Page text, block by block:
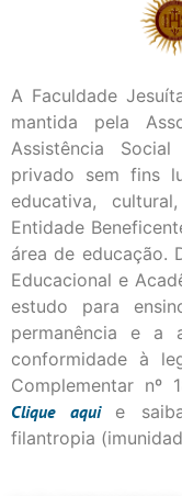
A Faculdade
mantida pela
Assistência
privado sem fins
educativa,
Entidade
área de educação.
Educacional e
estudo para
permanência e a
conformidade à
Complementar nº
Cliqueaqui
e
filantropia